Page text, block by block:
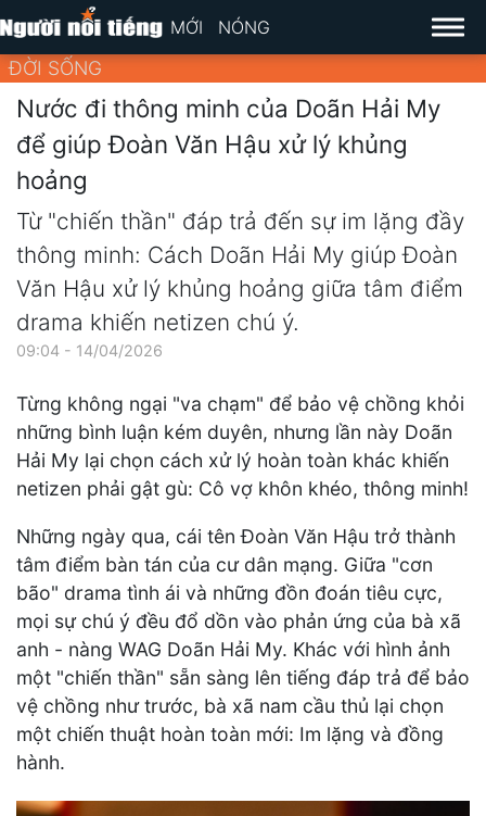
MỚI NÓNG
ĐỜI SỐNG
Nước đi thông minh của Doãn Hải My
để giúp Đoàn Văn Hậu xử lý khủng
hoảng
Từ "chiến thần" đáp trả đến sự im lặng đầy
thông minh: Cách Doãn Hải My giúp Đoàn
Văn Hậu xử lý khủng hoảng giữa tâm điểm
drama khiến netizen chú ý.
09:04 - 14/04/2026
Từng không ngại "va chạm" để bảo vệ chồng khỏi
những bình luận kém duyên, nhưng lần này Doãn
Hải My lại chọn cách xử lý hoàn toàn khác khiến
netizen phải gật gù: Cô vợ khôn khéo, thông minh!
Những ngày qua, cái tên Đoàn Văn Hậu trở thành
tâm điểm bàn tán của cư dân mạng. Giữa "cơn
bão" drama tình ái và những đồn đoán tiêu cực,
mọi sự chú ý đều đổ dồn vào phản ứng của bà xã
anh - nàng WAG Doãn Hải My. Khác với hình ảnh
một "chiến thần" sẵn sàng lên tiếng đáp trả để bảo
vệ chồng như trước, bà xã nam cầu thủ lại chọn
một chiến thuật hoàn toàn mới: Im lặng và đồng
hành.